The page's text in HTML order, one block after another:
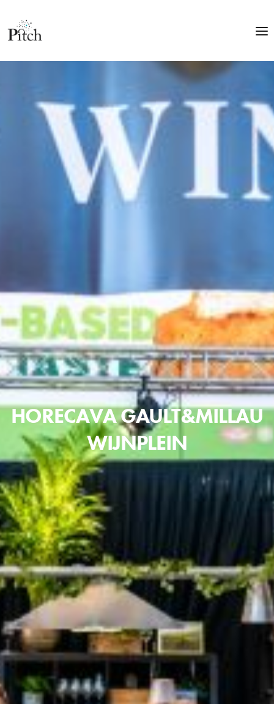
HORECAVA GAULT&MILLAU
WIJNPLEIN